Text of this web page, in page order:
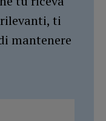
ti
mantenere